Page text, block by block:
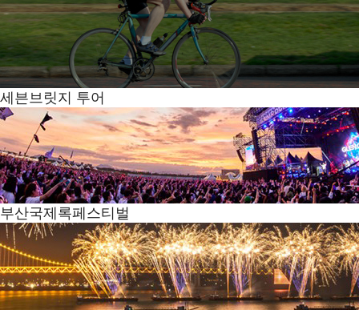
세븐브릿지 투어
부산국제록페스티벌